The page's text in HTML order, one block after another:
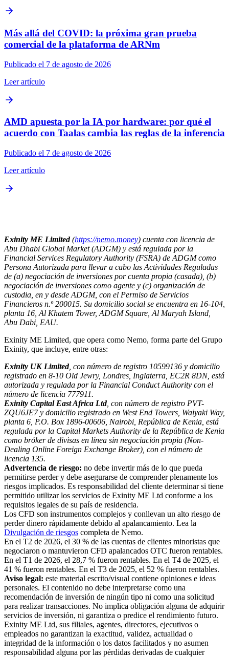
Más allá del COVID: la próxima gran prueba
comercial de la plataforma de ARNm
Publicado el 7 de agosto de 2026
Leer artículo
AMD apuesta por la IA por hardware: por qué el
acuerdo con Taalas cambia las reglas de la inferencia
Publicado el 7 de agosto de 2026
Leer artículo
Exinity ME Limited(https://nemo.money) cuenta con licencia de
Abu Dhabi Global Market (ADGM) y está regulada por la
Financial Services Regulatory Authority (FSRA) de ADGM como
Persona Autorizada para llevar a cabo las Actividades Reguladas
de (a) negociación de inversiones por cuenta propia (casada), (b)
negociación de inversiones como agente y (c) organización de
custodia, en y desde ADGM, con el Permiso de Servicios
Financieros n.º 200015. Su domicilio social se encuentra en 16-104,
planta 16, Al Khatem Tower, ADGM Square, Al Maryah Island,
Abu Dabi, EAU.
Exinity ME Limited, que opera como Nemo, forma parte del Grupo
Exinity, que incluye, entre otras:
Exinity UK Limited, con número de registro 10599136 y domicilio
registrado en 8-10 Old Jewry, Londres, Inglaterra, EC2R 8DN, está
autorizada y regulada por la Financial Conduct Authority con el
número de licencia 777911.
Exinity Capital East Africa Ltd, con número de registro PVT-
ZQU6JE7 y domicilio registrado en West End Towers, Waiyaki Way,
planta 6, P.O. Box 1896-00606, Nairobi, República de Kenia, está
regulada por la Capital Markets Authority de la República de Kenia
como bróker de divisas en línea sin negociación propia (Non-
Dealing Online Foreign Exchange Broker), con el número de
licencia 135.
Advertencia de riesgo: no debe invertir más de lo que pueda
permitirse perder y debe asegurarse de comprender plenamente los
riesgos implicados. Es responsabilidad del cliente determinar si tiene
permitido utilizar los servicios de Exinity ME Ltd conforme a los
requisitos legales de su país de residencia.
Los CFD son instrumentos complejos y conllevan un alto riesgo de
perder dinero rápidamente debido al apalancamiento. Lea la
Divulgación de riesgos completa de Nemo.
En el T2 de 2026, el 30 % de las cuentas de clientes minoristas que
negociaron o mantuvieron CFD apalancados OTC fueron rentables.
En el T1 de 2026, el 28,7 % fueron rentables. En el T4 de 2025, el
41 % fueron rentables. En el T3 de 2025, el 52 % fueron rentables.
Aviso legal: este material escrito/visual contiene opiniones e ideas
personales. El contenido no debe interpretarse como una
recomendación de inversión de ningún tipo ni como una solicitud
para realizar transacciones. No implica obligación alguna de adquirir
servicios de inversión, ni garantiza o predice el rendimiento futuro.
Exinity ME Ltd, sus filiales, agentes, directores, ejecutivos o
empleados no garantizan la exactitud, validez, actualidad o
integridad de la información o los datos facilitados y no asumen
responsabilidad alguna por las pérdidas derivadas de cualquier